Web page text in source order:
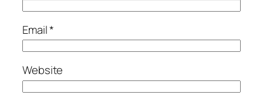
Email*
Website